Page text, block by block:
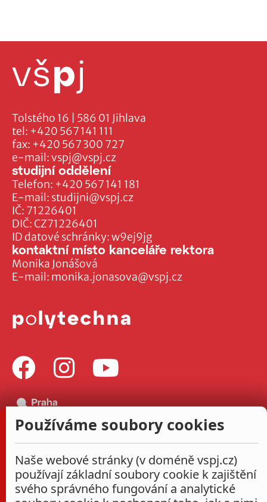
Tolstého 16 | 586 01 Jihlava
tel: +420 567 141 111
fax: +420 567 300 727
e-mail:vspj@vspj.cz
IČ: 71226401
DIČ: CZ71226401
ID datové schránky: w9ej9jg
studijní oddělení
Telefon: +420 567 141 181
E-mail: studijni@vspj.cz
kontaktní místo kanceláře rektora
Monika Jonášová
E-mail: monika.jonasova@vspj.cz
Používáme soubory cookies
Naše webové stránky (v doméně vspj.cz)
používají základní soubory cookie k zajištění
svého správného fungování a analytické